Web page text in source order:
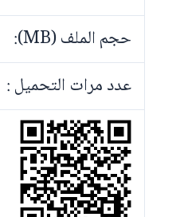
حجم الملف (MB):
عدد مرات التحميل :